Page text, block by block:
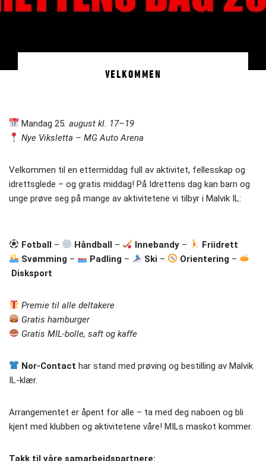
VELKOMMEN
Mandag 25. august kl. 17–19
Nye Viksletta – MG Auto Arena
Velkommen til en ettermiddag full av aktivitet, fellesskap og
idrettsglede – og gratis middag! På Idrettens dag kan barn og
unge prøve seg på mange av aktivitetene vi tilbyr i Malvik IL:
Fotball – Håndball – Innebandy –
Friidrett
Svømming – Padling – Ski – Orientering –
Disksport
Premie til alle deltakere
Gratis hamburger
Gratis MIL-bolle, saft og kaffe
Nor-Contact har stand med prøving og bestilling av Malvik
IL-klær.
Arrangementet er åpent for alle – ta med deg naboen og bli
kjent med klubben og aktivitetene våre! MILs maskot kommer.
Takk til våre samarbeidspartnere: